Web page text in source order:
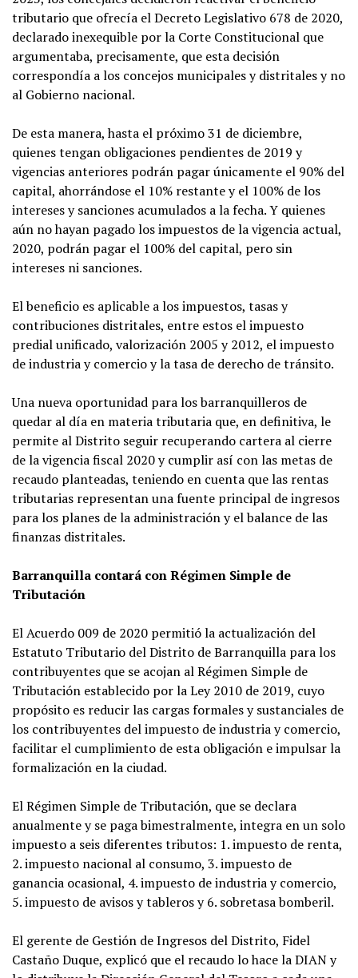
tributario que ofrecía el Decreto Legislativo 678 de 2020,
declarado inexequible por la Corte Constitucional que
argumentaba, precisamente, que esta decisión
correspondía a los concejos municipales y distritales y no
al Gobierno nacional.
De esta manera, hasta el próximo 31 de diciembre,
quienes tengan obligaciones pendientes de 2019 y
vigencias anteriores podrán pagar únicamente el 90% del
capital, ahorrándose el 10% restante y el 100% de los
intereses y sanciones acumulados a la fecha. Y quienes
aún no hayan pagado los impuestos de la vigencia actual,
2020, podrán pagar el 100% del capital, pero sin
intereses ni sanciones.
El beneficio es aplicable a los impuestos, tasas y
contribuciones distritales, entre estos el impuesto
predial unificado, valorización 2005 y 2012, el impuesto
de industria y comercio y la tasa de derecho de tránsito.
Una nueva oportunidad para los barranquilleros de
quedar al día en materia tributaria que, en definitiva, le
permite al Distrito seguir recuperando cartera al cierre
de la vigencia fiscal 2020 y cumplir así con las metas de
recaudo planteadas, teniendo en cuenta que las rentas
tributarias representan una fuente principal de ingresos
para los planes de la administración y el balance de las
finanzas distritales.
Barranquilla contará con Régimen Simple de
Tributación
El Acuerdo 009 de 2020 permitió la actualización del
Estatuto Tributario del Distrito de Barranquilla para los
contribuyentes que se acojan al Régimen Simple de
Tributación establecido por la Ley 2010 de 2019, cuyo
propósito es reducir las cargas formales y sustanciales de
los contribuyentes del impuesto de industria y comercio,
facilitar el cumplimiento de esta obligación e impulsar la
formalización en la ciudad.
El Régimen Simple de Tributación, que se declara
anualmente y se paga bimestralmente, integra en un solo
impuesto a seis diferentes tributos: 1. impuesto de renta,
2. impuesto nacional al consumo, 3. impuesto de
ganancia ocasional, 4. impuesto de industria y comercio,
5. impuesto de avisos y tableros y 6. sobretasa bomberil.
El gerente de Gestión de Ingresos del Distrito, Fidel
Castaño Duque, explicó que el recaudo lo hace la DIAN y